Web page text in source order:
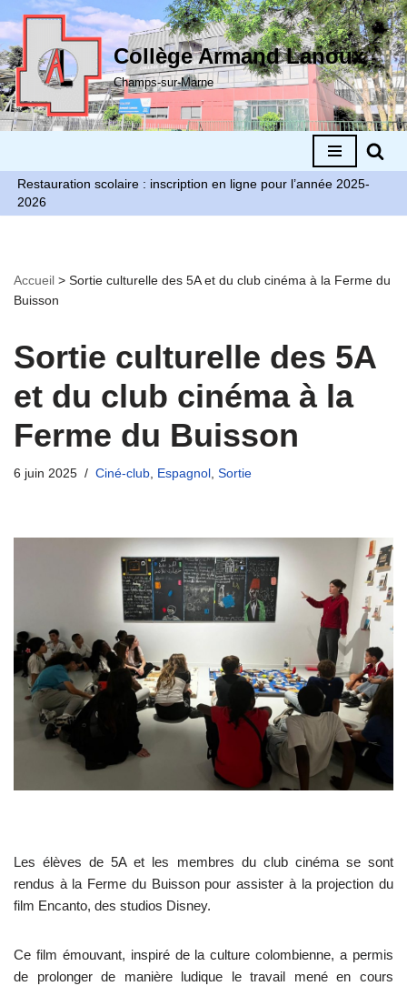
Aller
au
contenu
Collège Armand Lanoux
Champs-sur-Marne
Restauration scolaire : inscription en ligne pour l’année 2025-
2026
Accueil > Sortie culturelle des 5A et du club cinéma à la Ferme du
Buisson
Sortie culturelle des 5A
et du club cinéma à la
Ferme du Buisson
6 juin 2025 Ciné-club Espagnol Sortie
Les élèves de 5A et les membres du club cinéma se sont
rendus à la Ferme du Buisson pour assister à la projection du
film Encanto, des studios Disney.
Ce film émouvant, inspiré de la culture colombienne, a permis
de prolonger de manière ludique le travail mené en cours